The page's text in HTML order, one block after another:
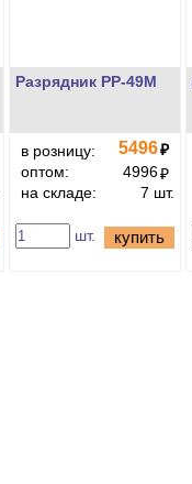
Разрядник РР-49М
в розницу: 5496₽
оптом:
4996₽
на складе:
7 шт.
шт. купить